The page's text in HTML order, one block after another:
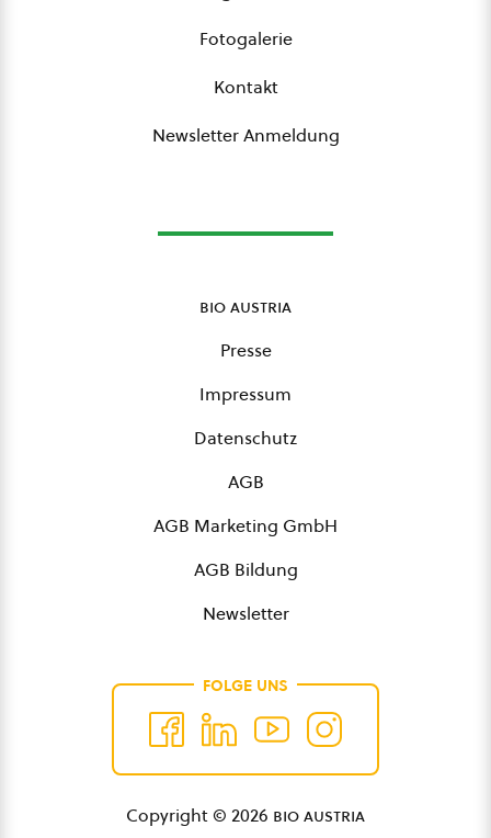
Fotogalerie
Kontakt
Newsletter Anmeldung
bio austria
Presse
Impressum
Datenschutz
AGB
AGB Marketing GmbH
AGB Bildung
Newsletter
FOLGE UNS
Copyright © 2026 bio austria